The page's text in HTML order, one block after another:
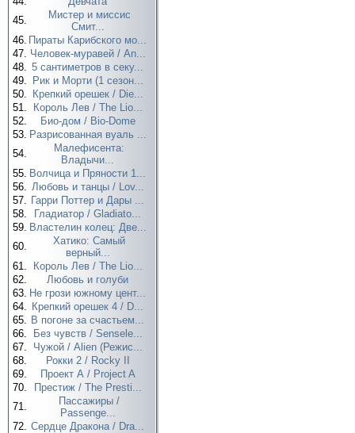
45.
Мистер и миссис
Смит...
46. Пираты Карибского мо...
47. Человек-муравей / An...
48. 5 сантиметров в секу...
49.
Рик и Морти (1 сезон...
50.
Крепкий орешек / Die...
51.
Король Лев / The Lio...
52.
Био-дом / Bio-Dome
53. Разрисованная вуаль ...
54.
Малефисента:
Владычи...
55. Волчица и Пряности 1...
56. Любовь и танцы / Lov...
57. Гарри Поттер и Дары ...
58.
Гладиатор / Gladiato...
59. Властелин колец: Две...
60.
Хатико: Самый
верный...
61.
Король Лев / The Lio...
62.
Любовь и голуби
63. Не грози южному цент...
64. Крепкий орешек 4 / D...
65. В погоне за счастьем...
66.
Без чувств / Sensele...
67.
Чужой / Alien (Режис...
68.
Рокки 2 / Rocky II
69.
Проект А / Project A
70.
Престиж / The Presti...
71.
Пассажиры /
Passenge...
72. Сердце Дракона / Dra...